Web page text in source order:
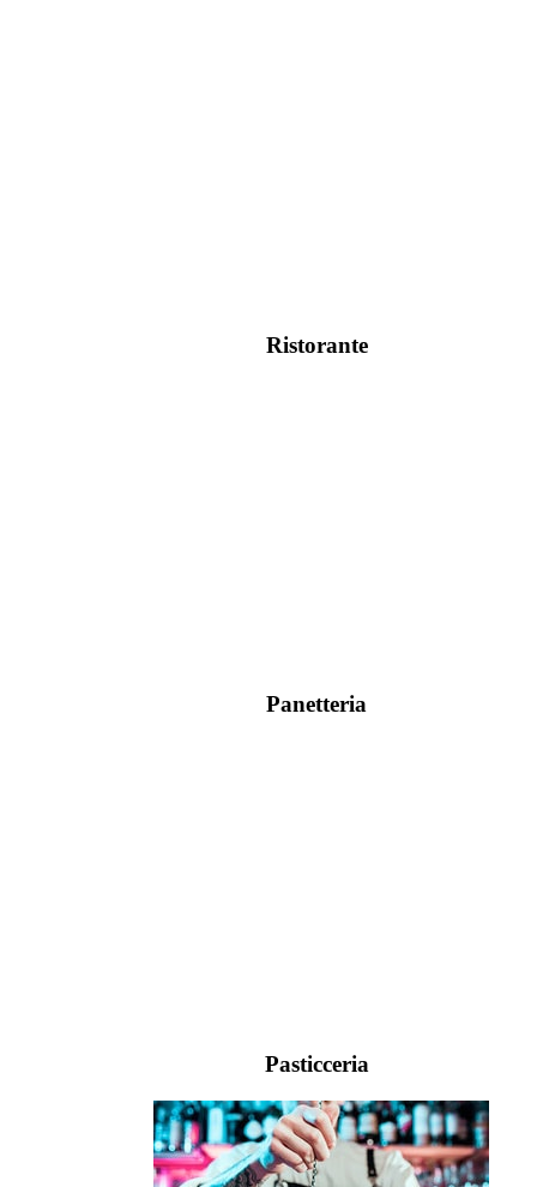
Ristorante
Panetteria
Pasticceria